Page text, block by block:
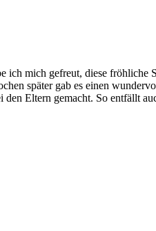
ich mich gefreut, diese
später gab es einen
Eltern gemacht. So entfällt